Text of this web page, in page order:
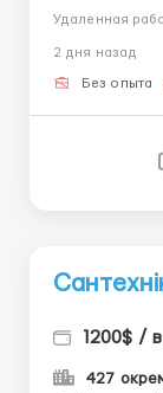
успішно
плата 1000
Удаленная
2 дня назад
Без опыта
1200$ /
427